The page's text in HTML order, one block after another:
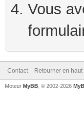
Vous
Contact Retourner en haut
Moteur MyBB , © 2002-2026